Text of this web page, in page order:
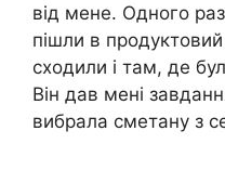
від мене. Одного
пішли в
сходили і там, де
Він дав мені
вибрала сметану з